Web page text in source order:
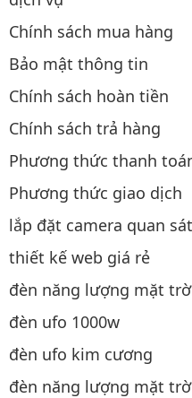
Chính sách mua hàng
Bảo mật thông tin
Chính sách hoàn tiền
Chính sách trả hàng
Phương thức thanh
Phương thức giao dịch
lắp đặt camera quan
thiết kế web giá rẻ
đèn năng lượng mặt
đèn ufo 1000w
đèn ufo kim cương
đèn năng lượng mặt